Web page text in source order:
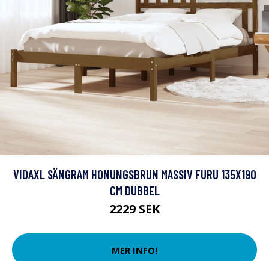
VIDAXL SÄNGRAM HONUNGSBRUN MASSIV FURU 135X190
CM DUBBEL
2229 SEK
MER INFO!